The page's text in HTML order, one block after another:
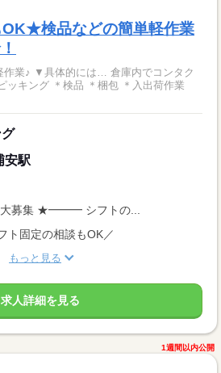
検品などの簡単軽作業
でコンタク
安駅
募集 ★━━━ シフトの...
ト固定の相談もOK／
もっと見る
求人詳細を見る
1週間以内公開